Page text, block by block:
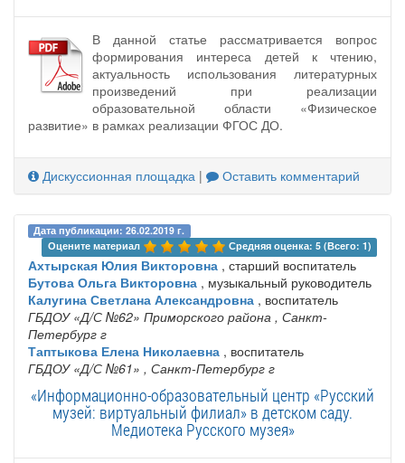
В данной статье рассматривается вопрос
формирования интереса детей к чтению,
актуальность использования литературных
произведений при реализации
образовательной области «Физическое
развитие» в рамках реализации ФГОС ДО.
Дискуссионная площадка | Оставить комментарий
Дата публикации: 26.02.2019 г.
Оцените материал
Средняя оценка: 5 (Всего: 1)
Ахтырская Юлия Викторовна , старший воспитатель
Бутова Ольга Викторовна , музыкальный руководитель
Калугина Светлана Александровна , воспитатель
ГБДОУ «Д/С №62» Приморского района , Санкт-
Петербург г
Таптыкова Елена Николаевна , воспитатель
ГБДОУ «Д/С №61» , Санкт-Петербург г
«Информационно-образовательный центр «Русский
музей: виртуальный филиал» в детском саду.
Медиотека Русского музея»